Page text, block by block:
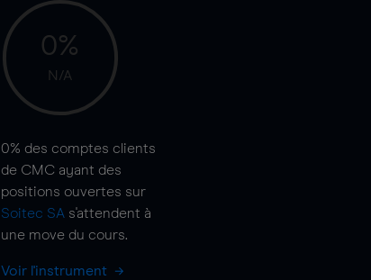
0%
N/A
0% des comptes clients
de CMC ayant des
positions ouvertes sur
Soitec SA s'attendent à
une move du cours.
Voir l'instrument